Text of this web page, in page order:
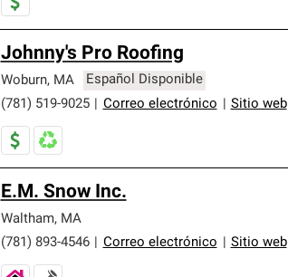
Johnny's Pro Roofing
Woburn, MA
Español Disponible
(781) 519-9025
Correo electrónico Sitio web
E.M. Snow Inc.
Waltham, MA
(781) 893-4546
Correo electrónico Sitio web